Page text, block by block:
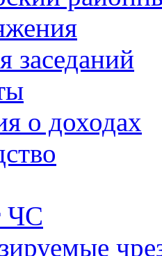
заседаний
о доходах
ЧС